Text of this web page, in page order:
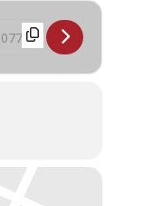
Městského kina
Address - Program